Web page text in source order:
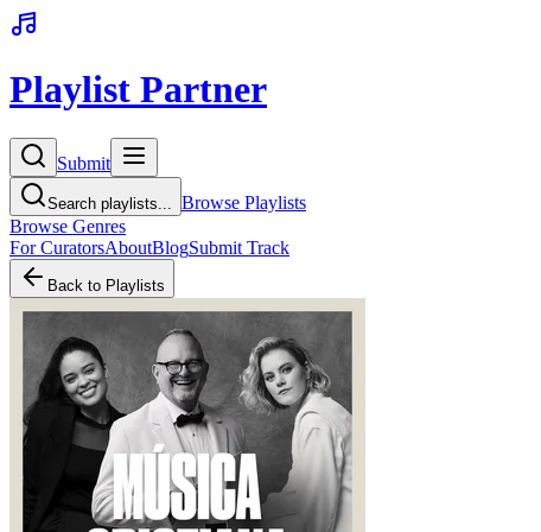
Playlist Partner
Submit
Search playlists...
Browse Playlists
Browse Genres
For CuratorsAboutBlogSubmit Track
Back to Playlists